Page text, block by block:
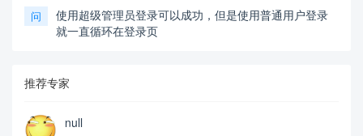
问
使用超级管理员登录可以成功，但是使用普通用户登录
就一直循环在登录页
推荐专家
null